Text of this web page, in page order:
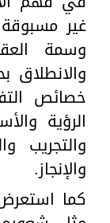
غير
وسمة
خصائص
الرؤية
والتجريب
والإنجاز.
كما